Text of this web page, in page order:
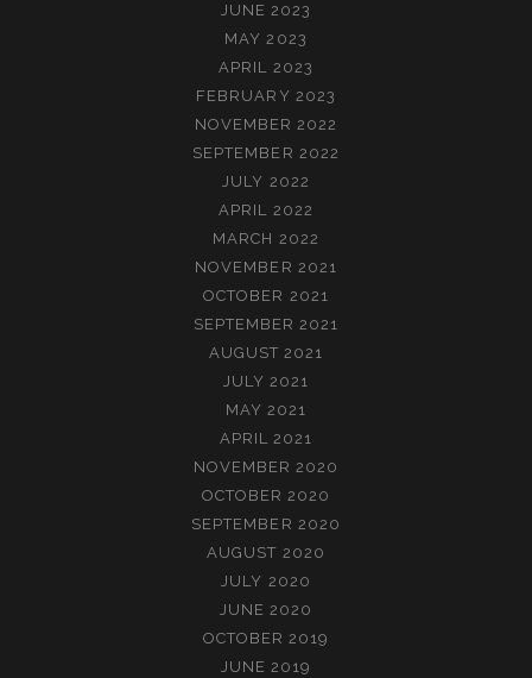
JUNE 2023
MAY 2023
APRIL 2023
FEBRUARY 2023
NOVEMBER 2022
SEPTEMBER 2022
JULY 2022
APRIL 2022
MARCH 2022
NOVEMBER 2021
OCTOBER 2021
SEPTEMBER 2021
AUGUST 2021
JULY 2021
MAY 2021
APRIL 2021
NOVEMBER 2020
OCTOBER 2020
SEPTEMBER 2020
AUGUST 2020
JULY 2020
JUNE 2020
OCTOBER 2019
JUNE 2019